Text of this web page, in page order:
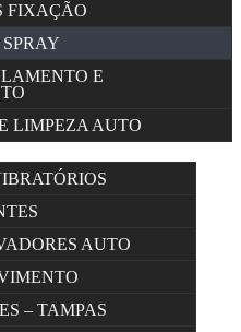
FIXAÇÃO
E
LIMPEZA AUTO
AUTO
– TAMPAS